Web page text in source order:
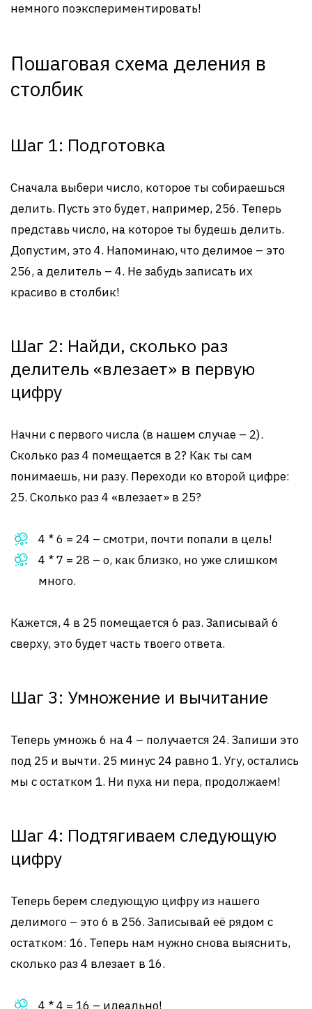
немного поэкспериментировать!
Пошаговая схема деления в
столбик
Шаг 1: Подготовка
Сначала выбери число, которое ты собираешься
делить. Пусть это будет, например, 256. Теперь
представь число, на которое ты будешь делить.
Допустим, это 4. Напоминаю, что делимое – это
256, а делитель – 4. Не забудь записать их
красиво в столбик!
Шаг 2: Найди, сколько раз
делитель «влезает» в первую
цифру
Начни с первого числа (в нашем случае – 2).
Сколько раз 4 помещается в 2? Как ты сам
понимаешь, ни разу. Переходи ко второй цифре:
25. Сколько раз 4 «влезает» в 25?
4 * 6 = 24 – смотри, почти попали в цель!
4 * 7 = 28 – о, как близко, но уже слишком
много.
Кажется, 4 в 25 помещается 6 раз. Записывай 6
сверху, это будет часть твоего ответа.
Шаг 3: Умножение и вычитание
Теперь умножь 6 на 4 – получается 24. Запиши это
под 25 и вычти. 25 минус 24 равно 1. Угу, остались
мы с остатком 1. Ни пуха ни пера, продолжаем!
Шаг 4: Подтягиваем следующую
цифру
Теперь берем следующую цифру из нашего
делимого – это 6 в 256. Записывай её рядом с
остатком: 16. Теперь нам нужно снова выяснить,
сколько раз 4 влезает в 16.
4 * 4 = 16 – идеально!